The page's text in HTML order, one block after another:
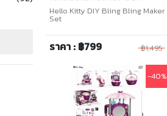
Hello Kitty DIY Bling Bling Maker
Set
ราคา : ฿799 ฿1,495
-40%